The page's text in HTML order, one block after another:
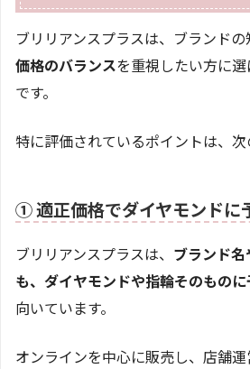
ブリリアンスプラスは、ブランド
価格のバランスを重視したい方に
です。
特に評価されているポイントは、次
① 適正価格でダイヤモンドに
ブリリアンスプラスは、 ブランド
も、ダイヤモンドや指輪そのもの
向いています。
オンラインを中心に販売し、店舗